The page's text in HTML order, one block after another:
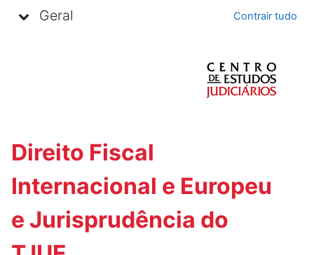
Geral Contrair tudo
Direito Fiscal
Internacional e Europeu
e Jurisprudência do